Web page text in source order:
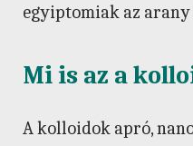
egyiptomiak az
Mi is az a
A kolloidok apró,